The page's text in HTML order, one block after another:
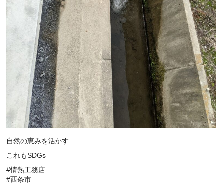
自然の恵みを活かす
これもSDGs
#情熱工務店
#西条市